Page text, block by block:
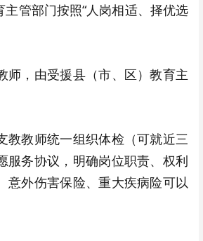
管部门按照“人岗相适、择优选
，由受援县（市、区）教育主
教师统一组织体检（可就近三
服务协议，明确岗位职责、权利
意外伤害保险、重大疾病险可以